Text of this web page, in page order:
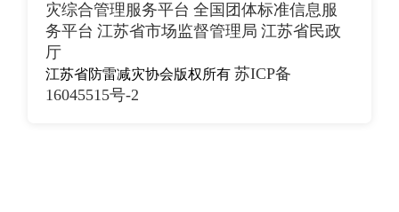
灾综合管理服务平台 全国团体标准信息服
务平台 江苏省市场监督管理局 江苏省民政
厅
江苏省防雷减灾协会版权所有苏ICP备
16045515号-2